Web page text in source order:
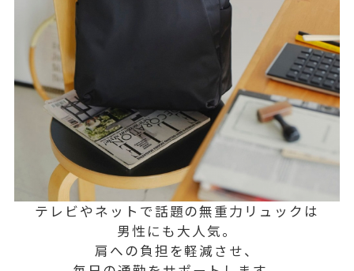
テレビやネットで話題の無重力リュックは
男性にも大人気。
肩への負担を軽減させ、